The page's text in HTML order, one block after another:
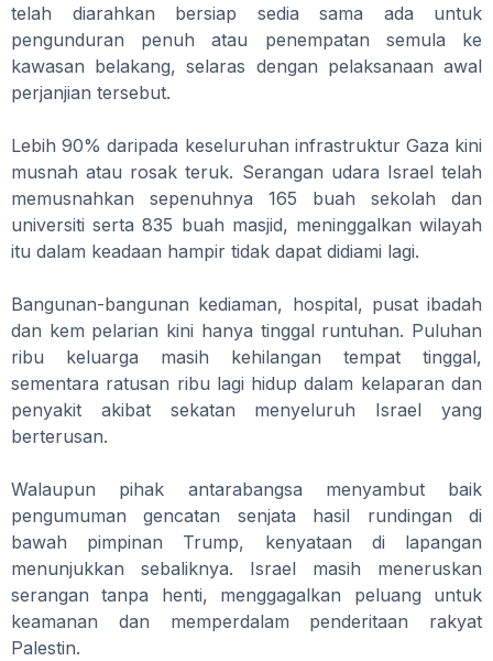
telah diarahkan bersiap sedia sama ada untuk
pengunduran penuh atau penempatan semula ke
kawasan belakang, selaras dengan pelaksanaan awal
perjanjian tersebut.
Lebih 90% daripada keseluruhan infrastruktur Gaza kini
musnah atau rosak teruk. Serangan udara Israel telah
memusnahkan sepenuhnya 165 buah sekolah dan
universiti serta 835 buah masjid, meninggalkan wilayah
itu dalam keadaan hampir tidak dapat didiami lagi.
Bangunan-bangunan kediaman, hospital, pusat ibadah
dan kem pelarian kini hanya tinggal runtuhan. Puluhan
ribu keluarga masih kehilangan tempat tinggal,
sementara ratusan ribu lagi hidup dalam kelaparan dan
penyakit akibat sekatan menyeluruh Israel yang
berterusan.
Walaupun pihak antarabangsa menyambut baik
pengumuman gencatan senjata hasil rundingan di
bawah pimpinan Trump, kenyataan di lapangan
menunjukkan sebaliknya. Israel masih meneruskan
serangan tanpa henti, menggagalkan peluang untuk
keamanan dan memperdalam penderitaan rakyat
Palestin.